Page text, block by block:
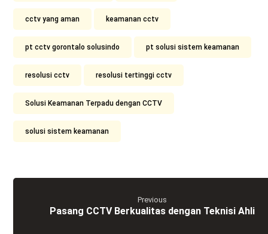
cctv yang aman keamanan cctv
pt cctv gorontalo solusindo pt solusi sistem keamanan
resolusi cctv resolusi tertinggi cctv
Solusi Keamanan Terpadu dengan CCTV
solusi sistem keamanan
Previous
Pasang CCTV Berkualitas dengan Teknisi Ahli